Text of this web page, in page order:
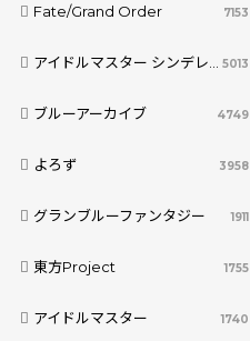
Fate/Grand Order 7153
アイドルマスター シンデレラガールズ 5013
ブルーアーカイブ 4749
よろず 3958
グランブルーファンタジー 1911
東方Project 1755
アイドルマスター 1740